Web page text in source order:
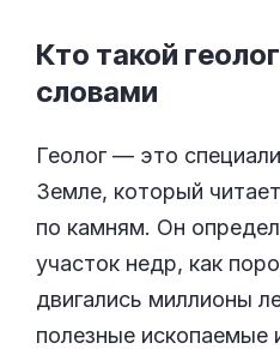
Кто такой
словами
Геолог — это
Земле, который
по камням. Он
участок недр, как
двигались миллионы
полезные